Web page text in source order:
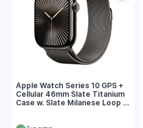
Apple Watch Series 10 GPS +
Cellular 46mm Slate Titanium
Case w. Slate Milanese Loop -